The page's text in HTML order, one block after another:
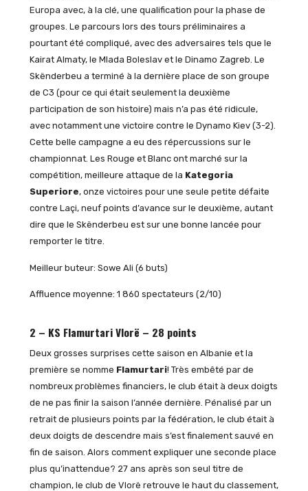
Europa avec, à la clé, une qualification pour la phase de
groupes. Le parcours lors des tours préliminaires a
pourtant été compliqué, avec des adversaires tels que le
Kairat Almaty, le Mlada Boleslav et le Dinamo Zagreb. Le
Skënderbeu a terminé à la dernière place de son groupe
de C3 (pour ce qui était seulement la deuxième
participation de son histoire) mais n’a pas été ridicule,
avec notamment une victoire contre le Dynamo Kiev (3-2).
Cette belle campagne a eu des répercussions sur le
championnat. Les Rouge et Blanc ont marché sur la
compétition, meilleure attaque de la Kategoria
Superiore, onze victoires pour une seule petite défaite
contre Laçi, neuf points d’avance sur le deuxième, autant
dire que le Skënderbeu est sur une bonne lancée pour
remporter le titre.
Meilleur buteur: Sowe Ali (6 buts)
Affluence moyenne: 1 860 spectateurs (2/10)
2 – KS Flamurtari Vlorë – 28 points
Deux grosses surprises cette saison en Albanie et la
première se nomme Flamurtari! Très embêté par de
nombreux problèmes financiers, le club était à deux doigts
de ne pas finir la saison l’année dernière. Pénalisé par un
retrait de plusieurs points par la fédération, le club était à
deux doigts de descendre mais s’est finalement sauvé en
fin de saison. Alors comment expliquer une seconde place
plus qu’inattendue? 27 ans après son seul titre de
champion, le club de Vlorë retrouve le haut du classement,